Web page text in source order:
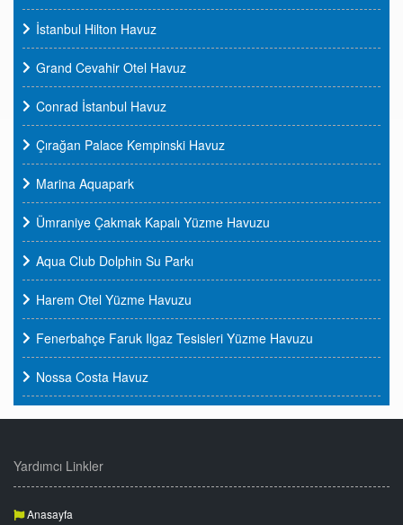
İstanbul Hilton Havuz
Grand Cevahir Otel Havuz
Conrad İstanbul Havuz
Çırağan Palace Kempinski Havuz
Marina Aquapark
Ümraniye Çakmak Kapalı Yüzme Havuzu
Aqua Club Dolphin Su Parkı
Harem Otel Yüzme Havuzu
Fenerbahçe Faruk Ilgaz Tesisleri Yüzme Havuzu
Nossa Costa Havuz
Yardımcı Linkler
Anasayfa